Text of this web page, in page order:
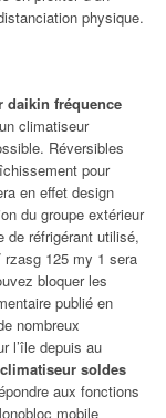
physique.
daikin fréquence
climatiseur
Réversibles
pour
en effet design
du groupe extérieur
de réfrigérant utilisé,
125 my 1 sera
bloquer les
publié en
nombreux
l’île depuis au
soldes
aux fonctions
mobile